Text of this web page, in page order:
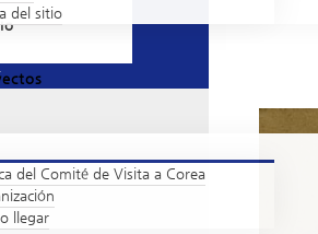
del sitio
del Comité de Visita a Corea
llegar